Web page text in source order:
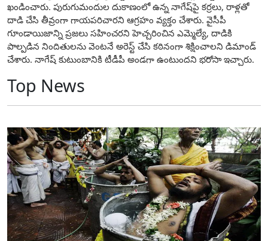
ఖండించారు. పురుగుమందుల దుకాణంలో ఉన్న నాగేష్‌పై కర్రలు, రాళ్లతో
దాడి చేసి తీవ్రంగా గాయపరిచారని ఆగ్రహం వ్యక్తం చేశారు. వైసీపీ
గూండాయిజాన్ని ప్రజలు సహించరని హెచ్చరించిన ఎమ్మెల్యే, దాడికి
పాల్పడిన నిందితులను వెంటనే అరెస్ట్ చేసి కఠినంగా శిక్షించాలని డిమాండ్
చేశారు. నాగేష్ కుటుంబానికి టీడీపీ అండగా ఉంటుందని భరోసా ఇచ్చారు.
Top News